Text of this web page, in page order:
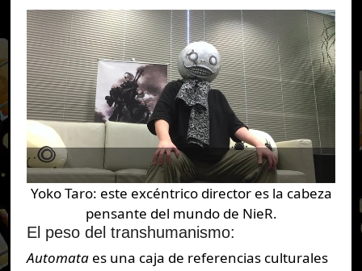
Yoko Taro: este excéntrico director es la cabeza
pensante del mundo de NieR.
El peso del transhumanismo:
Automataes una caja de referencias culturales